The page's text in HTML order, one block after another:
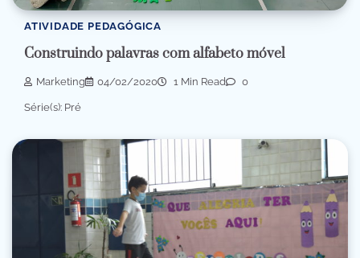
ATIVIDADE PEDAGÓGICA
Construindo palavras com alfabeto móvel
Marketing 04/02/2020 1 Min Read 0
Série(s): Pré